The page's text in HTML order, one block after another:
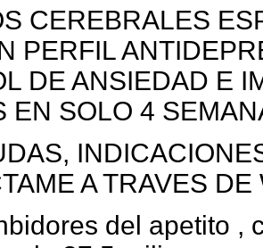
CEREBRALES
PERFIL
DE ANSIEDAD E
EN SOLO 4
A TRAVES
del apetito ,